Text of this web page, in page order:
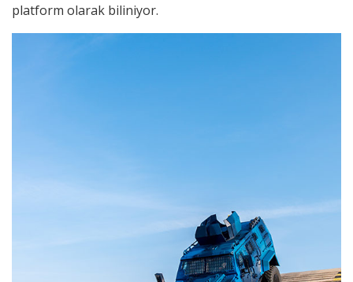
platform olarak biliniyor.